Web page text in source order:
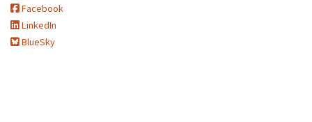
Facebook
LinkedIn
BlueSky